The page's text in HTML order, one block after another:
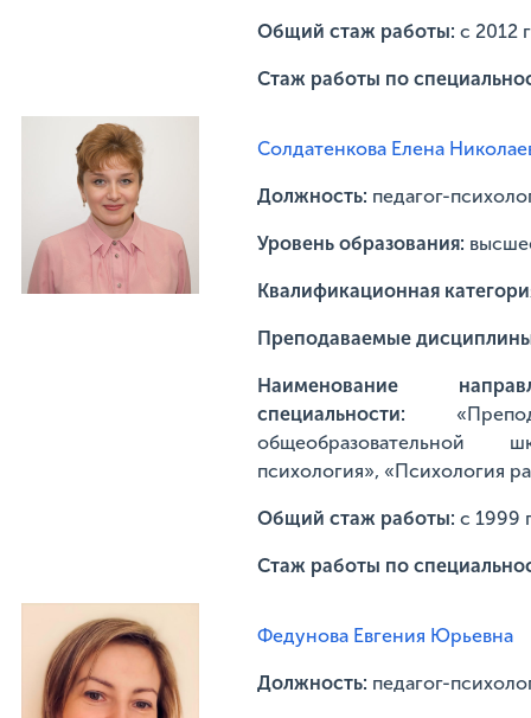
Общий стаж работы: с 2012
Стаж работы по
Солдатенкова Елена
Должность: педагог-
Уровень образования:
Квалификационная
Преподаваемые
Наименование
специальности:
общеобразовательной
психология», «Психология
Общий стаж работы: с 1999
Стаж работы по
Федунова Евгения Юрьевна
Должность: педагог-